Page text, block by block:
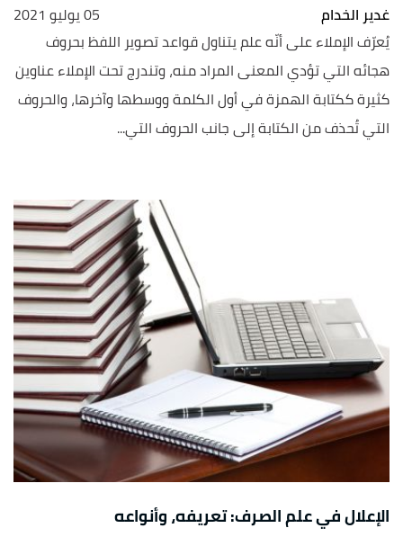
غدير الخدام
05 يوليو 2021
يُعرّف الإملاء على أنّه علم يتناول قواعد تصوير اللفظ بحروف
هجائه التي تؤدي المعنى المراد منه، وتندرج تحت الإملاء عناوين
كثيرة ككتابة الهمزة في أول الكلمة ووسطها وآخرها، والحروف
التي تُحذف من الكتابة إلى جانب الحروف التي...
الإعلال في علم الصرف: تعريفه، وأنواعه